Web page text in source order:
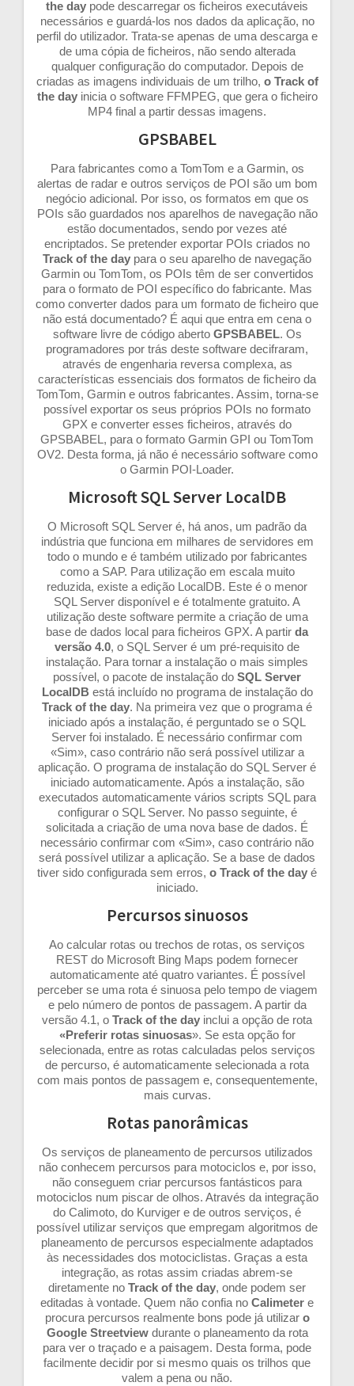
the day pode descarregar os ficheiros executáveis
necessários e guardá-los nos dados da aplicação, no
perfil do utilizador. Trata-se apenas de uma descarga e
de uma cópia de ficheiros, não sendo alterada
qualquer configuração do computador. Depois de
criadas as imagens individuais de um trilho, o Track of
the dayinicia o software FFMPEG, que gera o ficheiro
MP4 final a partir dessas imagens.
GPSBABEL
Para fabricantes como a TomTom e a Garmin, os
alertas de radar e outros serviços de POI são um bom
negócio adicional. Por isso, os formatos em que os
POIs são guardados nos aparelhos de navegação não
estão documentados, sendo por vezes até
encriptados. Se pretender exportar POIs criados no
Track of the day para o seu aparelho de navegação
Garmin ou TomTom, os POIs têm de ser convertidos
para o formato de POI específico do fabricante. Mas
como converter dados para um formato de ficheiro que
não está documentado? É aqui que entra em cena o
software livre de código aberto GPSBABEL. Os
programadores por trás deste software decifraram,
através de engenharia reversa complexa, as
características essenciais dos formatos de ficheiro da
TomTom, Garmin e outros fabricantes. Assim, torna-se
possível exportar os seus próprios POIs no formato
GPX e converter esses ficheiros, através do
GPSBABEL, para o formato Garmin GPI ou TomTom
OV2. Desta forma, já não é necessário software como
o Garmin POI-Loader.
Microsoft SQL Server LocalDB
O Microsoft SQL Server é, há anos, um padrão da
indústria que funciona em milhares de servidores em
todo o mundo e é também utilizado por fabricantes
como a SAP. Para utilização em escala muito
reduzida, existe a edição LocalDB. Este é o menor
SQL Server disponível e é totalmente gratuito. A
utilização deste software permite a criação de uma
base de dados local para ficheiros GPX. A partir da
versão 4.0, o SQL Server é um pré-requisito de
instalação. Para tornar a instalação o mais simples
possível, o pacote de instalação do SQL Server
LocalDB está incluído no programa de instalação do
Track of the day. Na primeira vez que o programa é
iniciado após a instalação, é perguntado se o SQL
Server foi instalado. É necessário confirmar com
«Sim», caso contrário não será possível utilizar a
aplicação. O programa de instalação do SQL Server é
iniciado automaticamente. Após a instalação, são
executados automaticamente vários scripts SQL para
configurar o SQL Server. No passo seguinte, é
solicitada a criação de uma nova base de dados. É
necessário confirmar com «Sim», caso contrário não
será possível utilizar a aplicação. Se a base de dados
tiver sido configurada sem erros, o Track of the day é
iniciado.
Percursos sinuosos
Ao calcular rotas ou trechos de rotas, os serviços
REST do Microsoft Bing Maps podem fornecer
automaticamente até quatro variantes. É possível
perceber se uma rota é sinuosa pelo tempo de viagem
e pelo número de pontos de passagem. A partir da
versão 4.1, o Track of the day inclui a opção de rota
«Preferir rotas sinuosas». Se esta opção for
selecionada, entre as rotas calculadas pelos serviços
de percurso, é automaticamente selecionada a rota
com mais pontos de passagem e, consequentemente,
mais curvas.
Rotas panorâmicas
Os serviços de planeamento de percursos utilizados
não conhecem percursos para motociclos e, por isso,
não conseguem criar percursos fantásticos para
motociclos num piscar de olhos. Através da integração
do Calimoto, do Kurviger e de outros serviços, é
possível utilizar serviços que empregam algoritmos de
planeamento de percursos especialmente adaptados
às necessidades dos motociclistas. Graças a esta
integração, as rotas assim criadas abrem-se
diretamente no Track of the day, onde podem ser
editadas à vontade. Quem não confia no Calimeter e
procura percursos realmente bons pode já utilizar o
Google Streetviewdurante o planeamento da rota
para ver o traçado e a paisagem. Desta forma, pode
facilmente decidir por si mesmo quais os trilhos que
valem a pena ou não.